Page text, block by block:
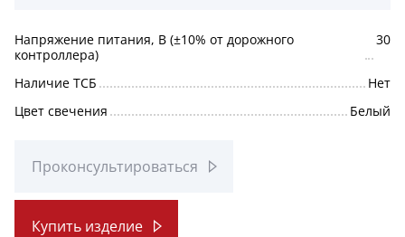
Напряжение питания, В (±10% от дорожного
контроллера)
30
Наличие ТСБ
Нет
Цвет свечения
Белый
Проконсультироваться
Купить изделие